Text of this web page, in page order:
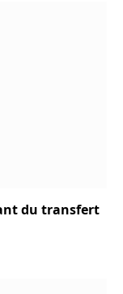
du transfert